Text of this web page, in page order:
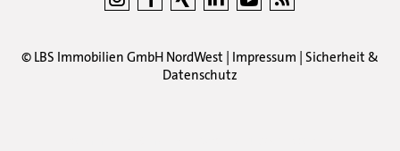
© LBS Immobilien GmbH NordWest | Impressum | Sicherheit &
Datenschutz